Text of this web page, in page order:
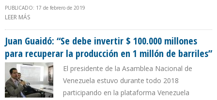
PUBLICADO: 17 de febrero de 2019
LEER MÁS
Juan Guaidó: “Se debe invertir $ 100.000 millones
para recuperar la producción en 1 millón de barriles”
El presidente de la Asamblea Nacional de
Venezuela estuvo durante todo 2018
participando en la plataforma Venezuela